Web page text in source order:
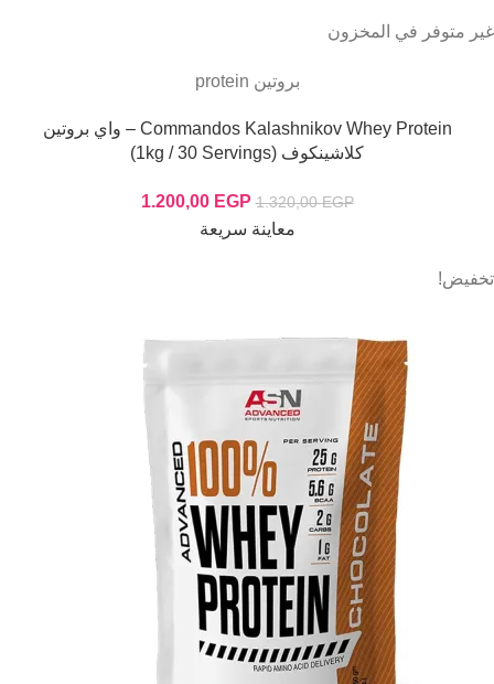
غير متوفر في المخزون
بروتين protein
Commandos Kalashnikov Whey Protein – واي بروتين
كلاشينكوف (1kg / 30 Servings)
1.320,00EGP
1.200,00 EGP
معاينة سريعة
تخفيض!